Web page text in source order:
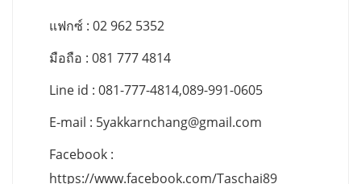
แฟกซ์ : 02 962 5352
มือถือ : 081 777 4814
Line id : 081-777-4814,089-991-0605
E-mail : 5yakkarnchang@gmail.com
Facebook :
https://www.facebook.com/Taschai89